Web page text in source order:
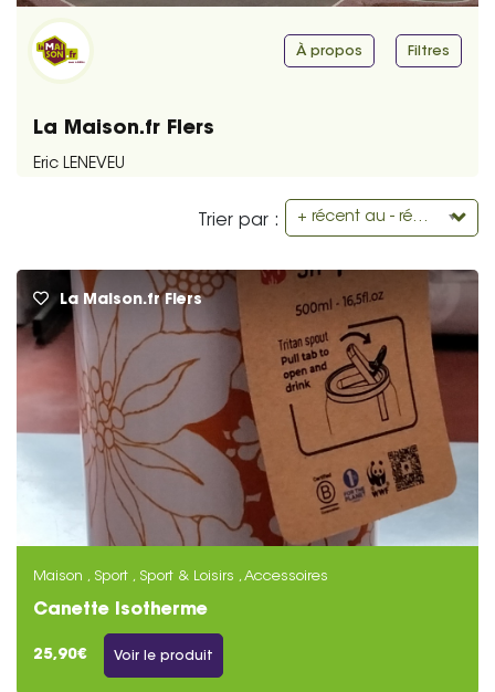
À propos Filtres
La Maison.fr Flers
Eric LENEVEU
Trier par : + récent au - récent
La Maison.fr Flers
Maison , Sport , Sport & Loisirs , Accessoires
Canette Isotherme
25,90€ Voir le produit